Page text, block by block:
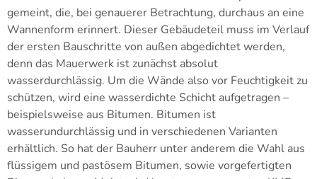
gemeint, die, bei genauerer Betrachtung, durchaus an eine
Wannenform erinnert. Dieser Gebäudeteil muss im Verlauf
der ersten Bauschritte von außen abgedichtet werden,
denn das Mauerwerk ist zunächst absolut
wasserdurchlässig. Um die Wände also vor Feuchtigkeit zu
schützen, wird eine wasserdichte Schicht aufgetragen –
beispielsweise aus Bitumen. Bitumen ist
wasserundurchlässig und in verschiedenen Varianten
erhältlich. So hat der Bauherr unter anderem die Wahl aus
flüssigem und pastösem Bitumen, sowie vorgefertigten